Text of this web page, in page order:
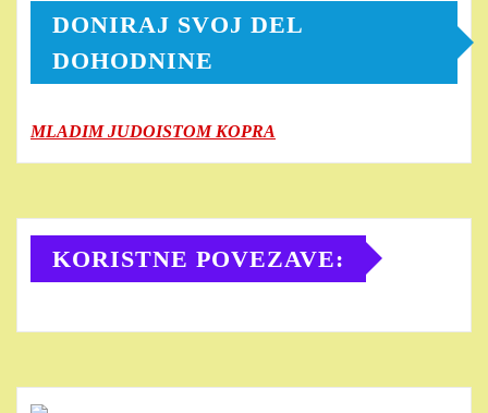
DONIRAJ SVOJ DEL
DOHODNINE
MLADIM JUDOISTOM KOPRA
KORISTNE POVEZAVE: